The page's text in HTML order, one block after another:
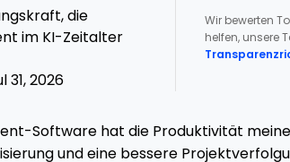
die
im KI-Zeitalter
31, 2026
Wir bewerten
helfen, unsere
Software hat die Produktivität
und eine bessere